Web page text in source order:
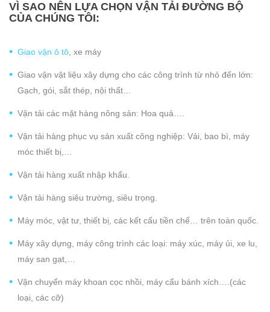
VÌ SAO NÊN LỰA CHỌN VẬN TẢI ĐƯỜNG BỘ
CỦA CHÚNG TÔI:
Giao vận ô tô , xe máy
Giao vận vật liệu xây dựng cho các công trình từ nhỏ đến lớn:
Gạch, gói, sắt thép, nội thất…
Vận tải các mặt hàng nông sản: Hoa quả….
Vận tải hàng phục vụ sản xuất công nghiệp: Vải, bao bì, máy
móc thiết bị,…
Vận tải hàng xuất nhập khẩu.
Vận tải hàng siêu trường, siêu trọng.
Máy móc, vật tư, thiết bị, các kết cấu tiền chế… trên toàn quốc.
Máy xây dựng, máy công trình các loại: máy xúc, máy ủi, xe lu,
máy san gạt,…
Vận chuyển máy khoan cọc nhồi, máy cẩu bánh xích….(các
loại, các cỡ)